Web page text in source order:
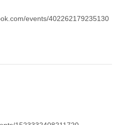
events/402262179235130